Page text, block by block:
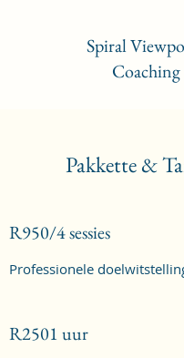
Spiral
Coaching
Pakkette &
R950/4 sessies
Professionele
R2501 uur